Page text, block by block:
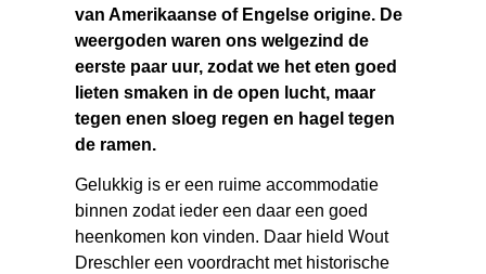
van Amerikaanse of Engelse origine. De
weergoden waren ons welgezind de
eerste paar uur, zodat we het eten goed
lieten smaken in de open lucht, maar
tegen enen sloeg regen en hagel tegen
de ramen.
Gelukkig is er een ruime accommodatie
binnen zodat ieder een daar een goed
heenkomen kon vinden. Daar hield Wout
Dreschler een voordracht met historische